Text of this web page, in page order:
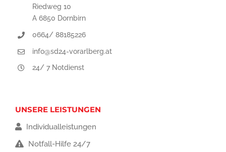
Riedweg 10
A 6850 Dornbirn
0664/ 88185226
info@sd24-vorarlberg.at
24/ 7 Notdienst
UNSERE LEISTUNGEN
Individualleistungen
Notfall-Hilfe 24/7